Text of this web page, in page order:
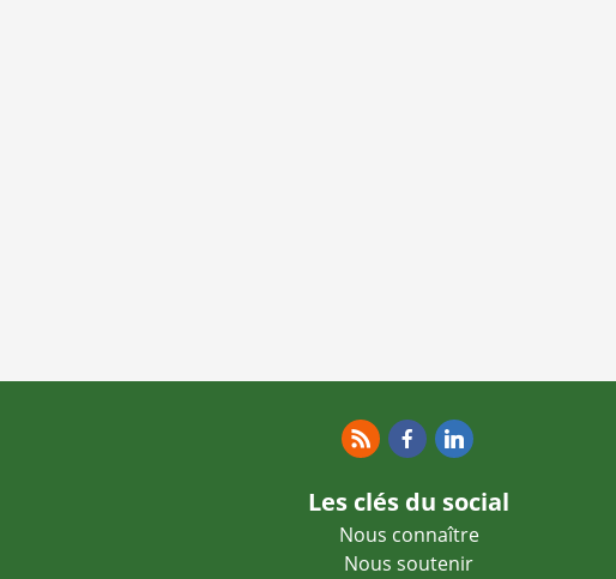
Les clés du social
Nous connaître
Nous soutenir